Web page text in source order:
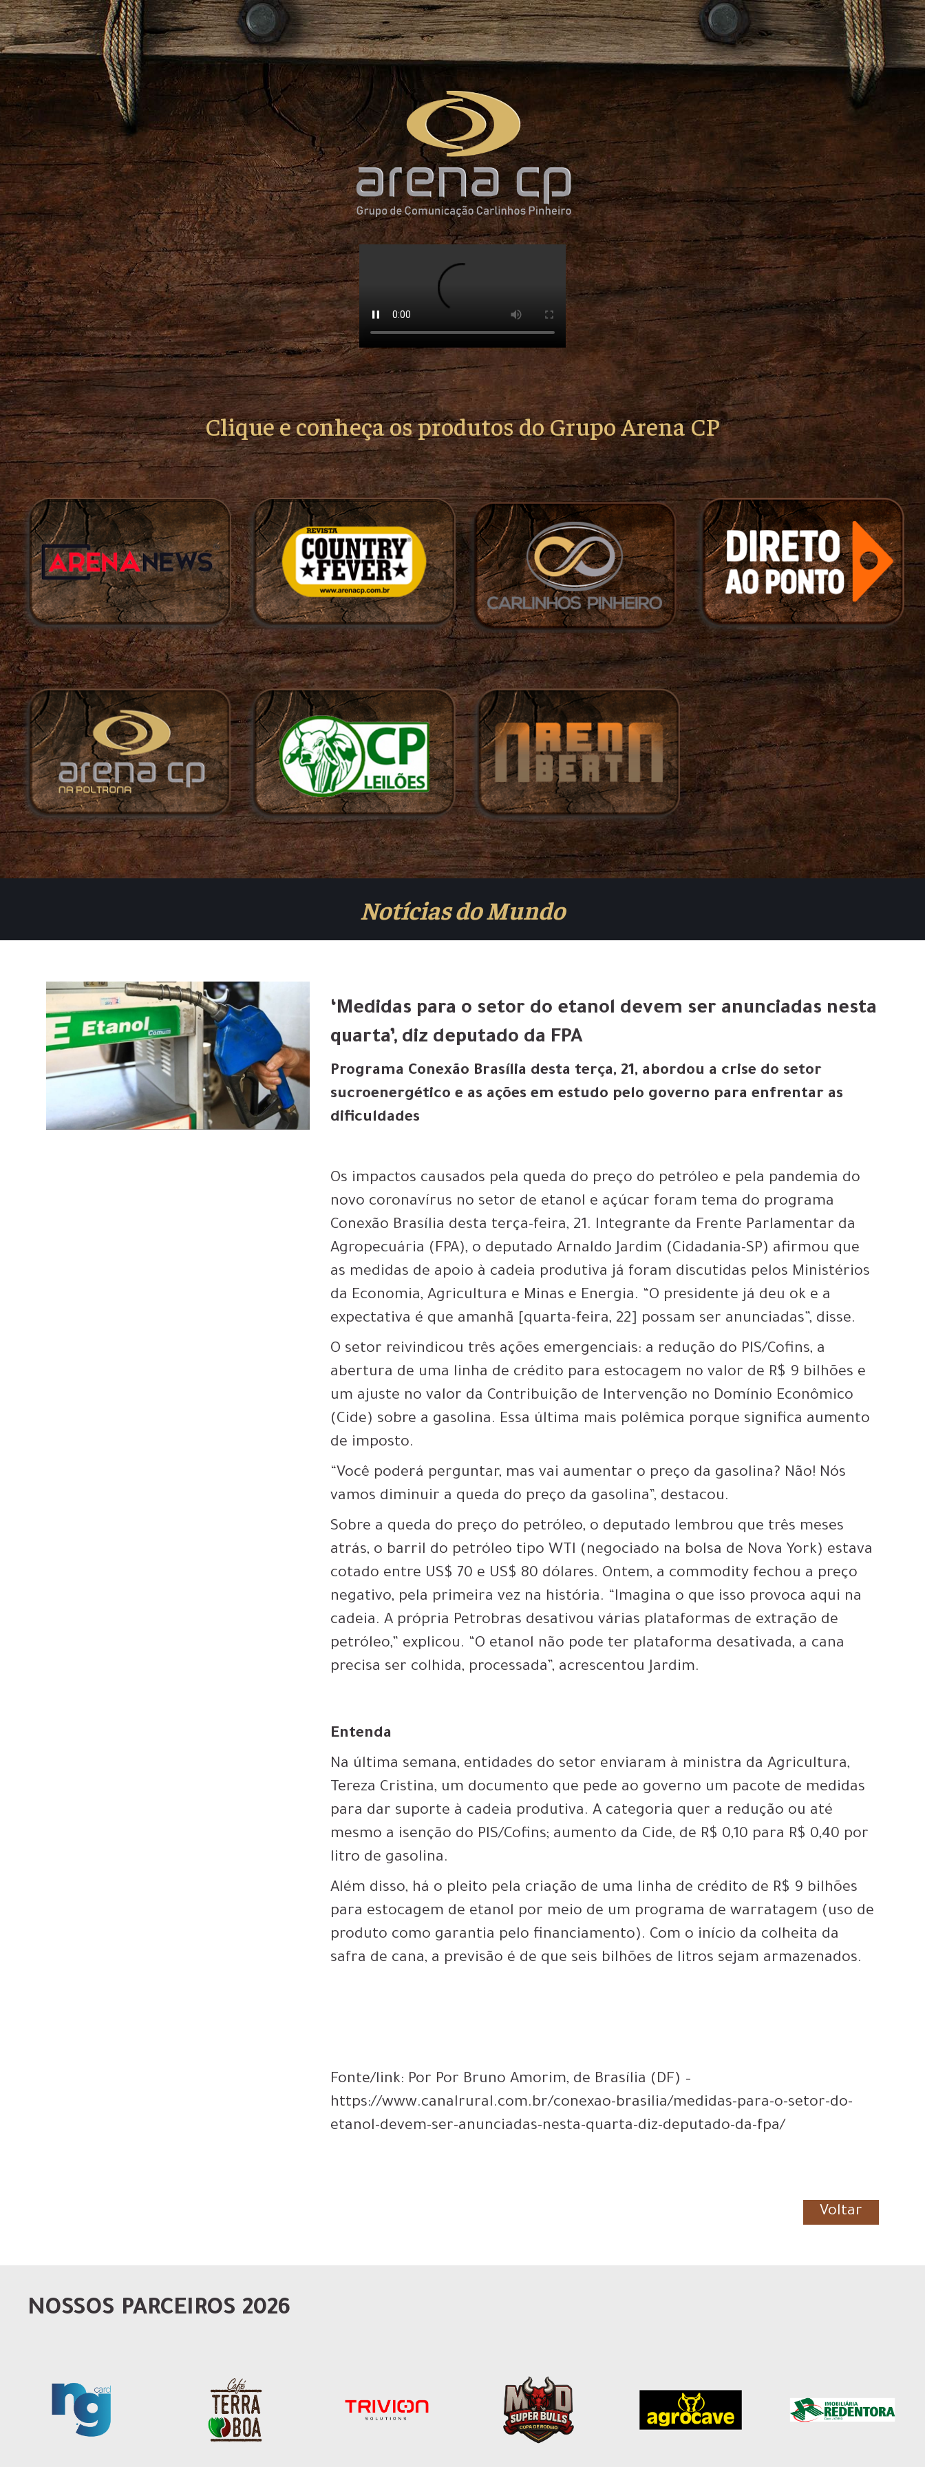
Clique e conheça os produtos do Grupo Arena CP
Notícias do Mundo
‘Medidas para o setor do etanol devem ser anunciadas nesta
quarta’, diz deputado da FPA
Programa Conexão Brasília desta terça, 21, abordou a crise do setor
sucroenergético e as ações em estudo pelo governo para enfrentar as
dificuldades
Os impactos causados pela queda do preço do petróleo e pela pandemia do
novo coronavírus no setor de etanol e açúcar foram tema do programa
Conexão Brasília desta terça-feira, 21. Integrante da Frente Parlamentar da
Agropecuária (FPA), o deputado Arnaldo Jardim (Cidadania-SP) afirmou que
as medidas de apoio à cadeia produtiva já foram discutidas pelos Ministérios
da Economia, Agricultura e Minas e Energia. “O presidente já deu ok e a
expectativa é que amanhã [quarta-feira, 22] possam ser anunciadas”, disse.
O setor reivindicou três ações emergenciais: a redução do PIS/Cofins, a
abertura de uma linha de crédito para estocagem no valor de R$ 9 bilhões e
um ajuste no valor da Contribuição de Intervenção no Domínio Econômico
(Cide) sobre a gasolina. Essa última mais polêmica porque significa aumento
de imposto.
“Você poderá perguntar, mas vai aumentar o preço da gasolina? Não! Nós
vamos diminuir a queda do preço da gasolina”, destacou.
Sobre a queda do preço do petróleo, o deputado lembrou que três meses
atrás, o barril do petróleo tipo WTI (negociado na bolsa de Nova York) estava
cotado entre US$ 70 e US$ 80 dólares. Ontem, a commodity fechou a preço
negativo, pela primeira vez na história. “Imagina o que isso provoca aqui na
cadeia. A própria Petrobras desativou várias plataformas de extração de
petróleo,” explicou. “O etanol não pode ter plataforma desativada, a cana
precisa ser colhida, processada”, acrescentou Jardim.
Entenda
Na última semana, entidades do setor enviaram à ministra da Agricultura,
Tereza Cristina, um documento que pede ao governo um pacote de medidas
para dar suporte à cadeia produtiva. A categoria quer a redução ou até
mesmo a isenção do PIS/Cofins; aumento da Cide, de R$ 0,10 para R$ 0,40 por
litro de gasolina.
Além disso, há o pleito pela criação de uma linha de crédito de R$ 9 bilhões
para estocagem de etanol por meio de um programa de warratagem (uso de
produto como garantia pelo financiamento). Com o início da colheita da
safra de cana, a previsão é de que seis bilhões de litros sejam armazenados.
Fonte/link: Por Por Bruno Amorim, de Brasília (DF) –
https://www.canalrural.com.br/conexao-brasilia/medidas-para-o-setor-do-
etanol-devem-ser-anunciadas-nesta-quarta-diz-deputado-da-fpa/
Voltar
NOSSOS PARCEIROS 2026